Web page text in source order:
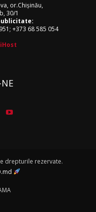
or.Chişinău,
30/1
; +373 68 585 054
iHost
drepturile rezervate.